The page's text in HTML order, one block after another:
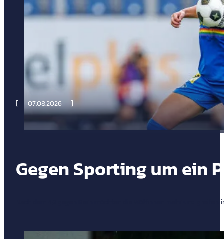
07.08.2026
Gegen Sporting um ein
Nach dem 4:3 gegen Bern möchten die Wölfinnen mehr und